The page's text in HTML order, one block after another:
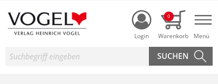
Login
0
Suche